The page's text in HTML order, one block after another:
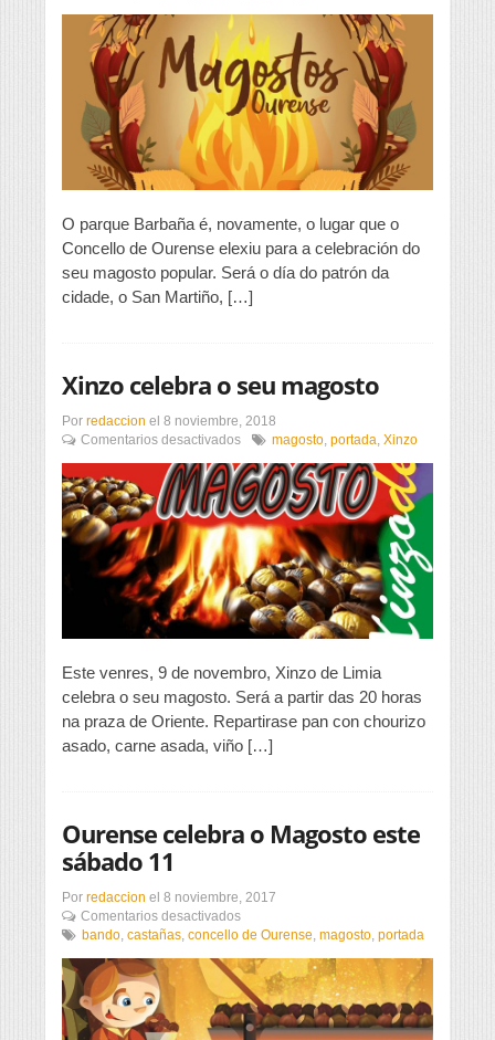
Barbaña,
epicentro
do
magosto
popular
O parque Barbaña é, novamente, o lugar que o
Concello de Ourense elexiu para a celebración do
seu magosto popular. Será o día do patrón da
cidade, o San Martiño, […]
Xinzo celebra o seu magosto
Por redaccion el 8 noviembre, 2018
Comentarios desactivadosen
celebra
o
seu
magosto
magosto portada Xinzo
Este venres, 9 de novembro, Xinzo de Limia
celebra o seu magosto. Será a partir das 20 horas
na praza de Oriente. Repartirase pan con chourizo
asado, carne asada, viño […]
Ourense celebra o Magosto este
sábado 11
Por redaccion el 8 noviembre, 2017
Comentarios desactivadosen
Ourense
o
Magosto
este
sábado
bando castañas concello de Ourense magosto portada